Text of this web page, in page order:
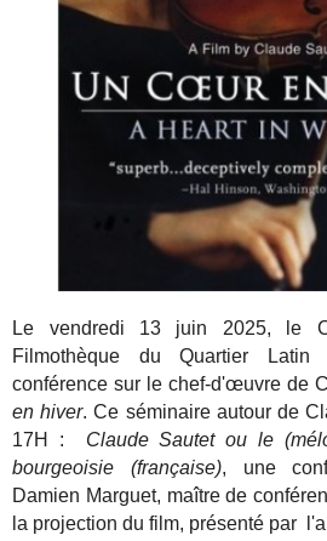
Le vendredi 13 juin 2025, le
Filmothèque du Quartier
conférence sur le chef-d'œuvre de
en hiver. Ce séminaire autour de
17H : Claude Sautet ou le
bourgeoisie (française), une
Damien Marguet, maître de
la projection du film, présenté par